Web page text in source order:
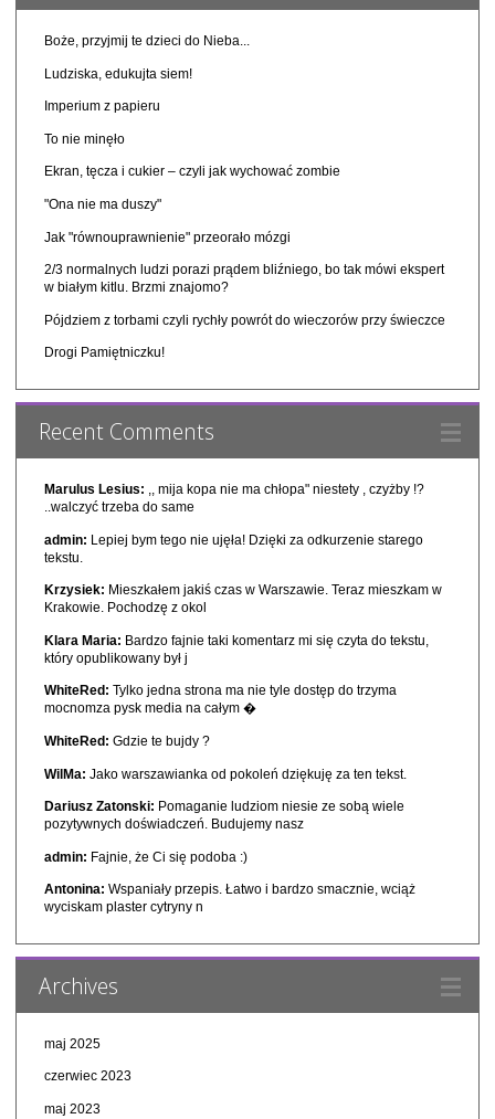
Boże, przyjmij te dzieci do Nieba...
Ludziska, edukujta siem!
Imperium z papieru
To nie minęło
Ekran, tęcza i cukier – czyli jak wychować zombie
"Ona nie ma duszy"
Jak "równouprawnienie" przeorało mózgi
2/3 normalnych ludzi porazi prądem bliźniego, bo tak mówi ekspert
w białym kitlu. Brzmi znajomo?
Pójdziem z torbami czyli rychły powrót do wieczorów przy świeczce
Drogi Pamiętniczku!
Recent Comments
Marulus Lesius: ,, mija kopa nie ma chłopa" niestety , czyżby !?
..walczyć trzeba do same
admin: Lepiej bym tego nie ujęła! Dzięki za odkurzenie starego
tekstu.
Krzysiek: Mieszkałem jakiś czas w Warszawie. Teraz mieszkam w
Krakowie. Pochodzę z okol
Klara Maria: Bardzo fajnie taki komentarz mi się czyta do tekstu,
który opublikowany był j
WhiteRed: Tylko jedna strona ma nie tyle dostęp do trzyma
mocnomza pysk media na całym �
WhiteRed: Gdzie te bujdy ?
WilMa: Jako warszawianka od pokoleń dziękuję za ten tekst.
Dariusz Zatonski: Pomaganie ludziom niesie ze sobą wiele
pozytywnych doświadczeń. Budujemy nasz
admin: Fajnie, że Ci się podoba :)
Antonina: Wspaniały przepis. Łatwo i bardzo smacznie, wciąż
wyciskam plaster cytryny n
Archives
maj 2025
czerwiec 2023
maj 2023